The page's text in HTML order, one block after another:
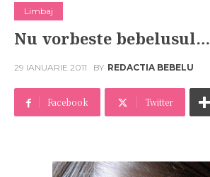
Limbaj
Nu vorbeste bebelusul…
29 IANUARIE 2011 BY REDACTIA BEBELU
Facebook Twitter